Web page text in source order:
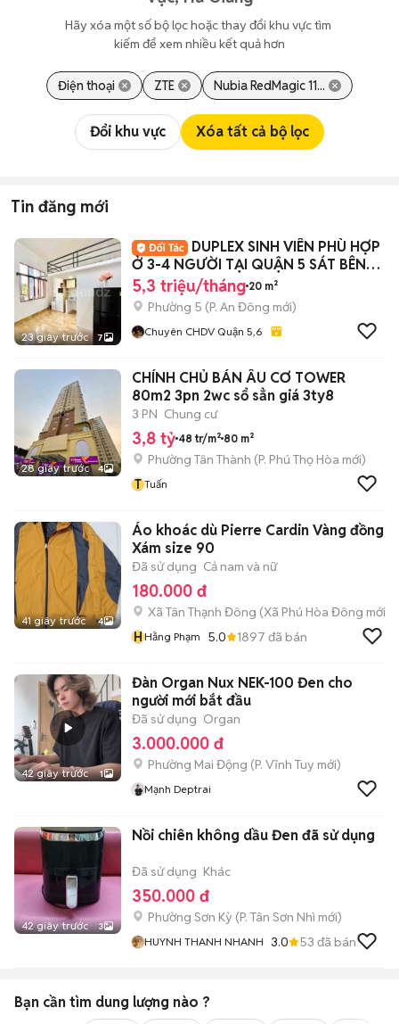
Hãy xóa một số bộ lọc hoặc thay đổi khu vực tìm
kiếm để xem nhiều kết quả hơn
Điện thoại ZTE Nubia RedMagic 11...
Đổi khu vực Xóa tất cả bộ lọc
Tin đăng mới
23 giây trước 7
DUPLEX SINH VIÊN PHÙ HỢP
Ở 3-4 NGƯỜI TẠI QUẬN 5 SÁT BÊN
SGU, SƯ PHẠM
5,3 triệu/tháng 20 m²
Phường 5 (P. An Đông mới)
Chuyên CHDV Quận 5,6
28 giây trước 4
CHÍNH CHỦ BÁN ÂU CƠ TOWER
80m2 3pn 2wc sổ sẳn giá 3ty8
3 PN Chung cư
3,8 tỷ 48 tr/m² 80 m²
Phường Tân Thành (P. Phú Thọ Hòa mới)
T Tuấn
41 giây trước 4
Áo khoác dù Pierre Cardin Vàng đồng,
Xám size 90
Đã sử dụng Cả nam và nữ
180.000 đ
Xã Tân Thạnh Đông (Xã Phú Hòa Đông mới)
HHằng Phạm 5.0 1897 đã bán
42 giây trước 1
Đàn Organ Nux NEK-100 Đen cho
người mới bắt đầu
Đã sử dụng Organ
3.000.000 đ
Phường Mai Động (P. Vĩnh Tuy mới)
Mạnh Deptrai
42 giây trước 3
Nồi chiên không dầu Đen đã sử dụng
Đã sử dụng Khác
350.000 đ
Phường Sơn Kỳ (P. Tân Sơn Nhì mới)
HUYNH THANH NHANH 3.0 53 đã bán
Bạn cần tìm dung lượng nào ?